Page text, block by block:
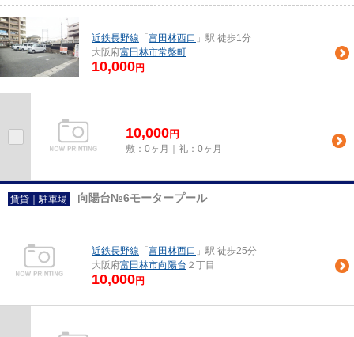
近鉄長野線 「 富田林西口 」駅 徒歩1分
大阪府富田林市常盤町
10,000円
10,000円
敷：0ヶ月｜礼：0ヶ月
賃貸｜駐車場 向陽台№6モータープール
近鉄長野線 「 富田林西口 」駅 徒歩25分
大阪府富田林市向陽台 ２丁目
10,000円